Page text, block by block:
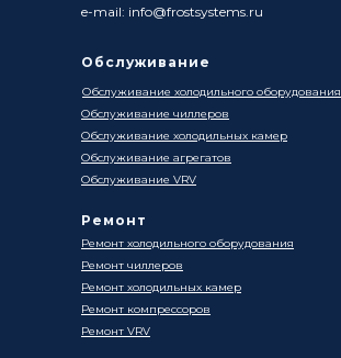
e-mail: info@frostsystems.ru
Ремонт
Ремонт холодильного оборудования
Ремонт чиллеров
Ремонт холодильных камер
Ремонт компрессоров
Ремонт VRV
Обслуживание
Обслуживание холодильного оборудования
Обслуживание чиллеров
Обслуживание холодильных камер
Обслуживание агрегатов
Обслуживание VRV